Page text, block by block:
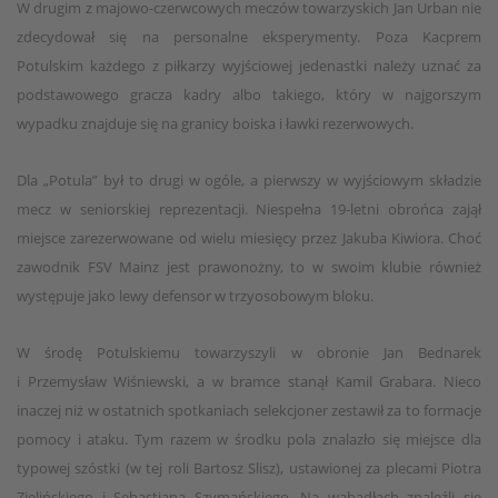
W drugim z majowo-czerwcowych meczów towarzyskich Jan Urban nie
zdecydował się na personalne eksperymenty. Poza Kacprem
Potulskim każdego z piłkarzy wyjściowej jedenastki należy uznać za
podstawowego gracza kadry albo takiego, który w najgorszym
wypadku znajduje się na granicy boiska i ławki rezerwowych.
Dla „Potula” był to drugi w ogóle, a pierwszy w wyjściowym składzie
mecz w seniorskiej reprezentacji. Niespełna 19-letni obrońca zajął
miejsce zarezerwowane od wielu miesięcy przez Jakuba Kiwiora. Choć
zawodnik FSV Mainz jest prawonożny, to w swoim klubie również
występuje jako lewy defensor w trzyosobowym bloku.
W środę Potulskiemu towarzyszyli w obronie Jan Bednarek
i Przemysław Wiśniewski, a w bramce stanął Kamil Grabara. Nieco
inaczej niż w ostatnich spotkaniach selekcjoner zestawił za to formacje
pomocy i ataku. Tym razem w środku pola znalazło się miejsce dla
typowej szóstki (w tej roli Bartosz Slisz), ustawionej za plecami Piotra